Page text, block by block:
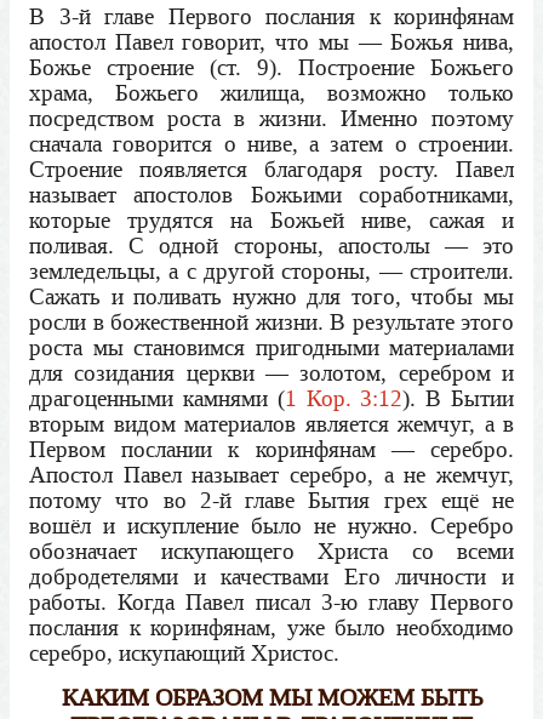
В 3-й главе Первого послания к коринфянам
апостол Павел говорит, что мы — Божья нива,
Божье строение (ст. 9). Построение Божьего
храма, Божьего жилища, возможно только
посредством роста в жизни. Именно поэтому
сначала говорится о ниве, а затем о строении.
Строение появляется благодаря росту. Павел
называет апостолов Божьими соработниками,
которые трудятся на Божьей ниве, сажая и
поливая. С одной стороны, апостолы — это
земледельцы, а с другой стороны, — строители.
Сажать и поливать нужно для того, чтобы мы
росли в божественной жизни. В результате этого
роста мы становимся пригодными материалами
для созидания церкви — золотом, серебром и
драгоценными камнями (1 Кор. 3:12). В Бытии
вторым видом материалов является жемчуг, а в
Первом послании к коринфянам — серебро.
Апостол Павел называет серебро, а не жемчуг,
потому что во 2-й главе Бытия грех ещё не
вошёл и искупление было не нужно. Серебро
обозначает искупающего Христа со всеми
добродетелями и качествами Его личности и
работы. Когда Павел писал 3-ю главу Первого
послания к коринфянам, уже было необходимо
серебро, искупающий Христос.
КАКИМ ОБРАЗОМ МЫ МОЖЕМ БЫТЬ